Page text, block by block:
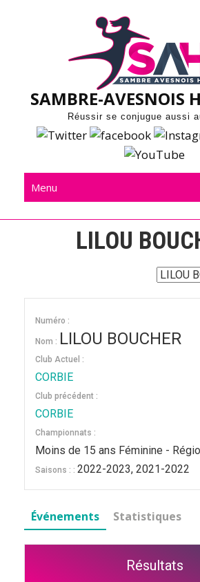
SAMBRE-AVESNOIS
Réussir se conjugue aussi
Menu
LILOU
Numéro :
Nom : LILOU BOUCHER
Club Actuel :
CORBIE
Club précédent :
CORBIE
Championnats :
Moins de 15 ans Féminine -
Saisons : : 2022-2023, 2021-2022
Événements Statistiques
Résultats